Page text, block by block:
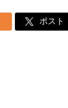
ポスト